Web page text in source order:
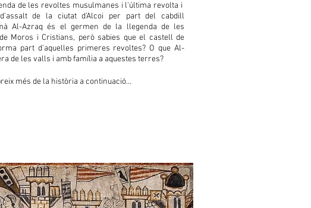
de les revoltes musulmanes i l'última revolta i
de la ciutat d'Alcoi per part del cabdill
Al-Azraq és el germen de la llegenda de les
Moros i Cristians, però sabies que el castell de
part d'aquelles primeres revoltes? O que Al-
de les valls i amb família a aquestes terres?
més de la història a continuació...